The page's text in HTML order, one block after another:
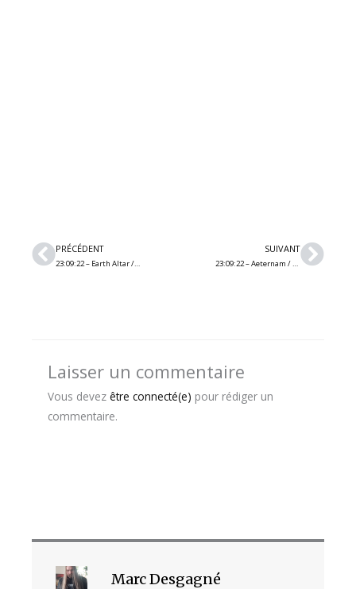
Précédent
PRÉCÉDENT
23:09:22 – Earth Altar / Sun Below / Bootlegger (Québec)
SUIVANT
23:09:22 – Aeternam / Warning Sign / Solemn Vision (Québec)
Laisser un commentaire
Vous devez être connecté(e) pour rédiger un
commentaire.
Marc Desgagné